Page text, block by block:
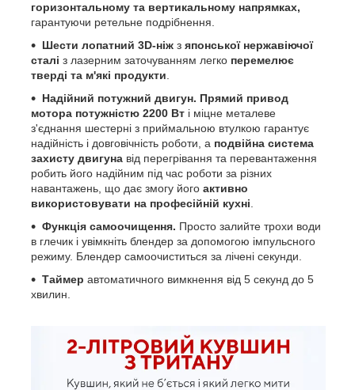
горизонтальному та вертикальному напрямках,
гарантуючи ретельне подрібнення.
Шести лопатний 3D-ніж з японської нержавіючої
сталі з лазерним заточуванням легко перемелює
тверді та м'які продукти.
Надійний потужний двигун. Прямий привод
мотора потужністю 2200 Вт і міцне металеве
з'єднання шестерні з приймальною втулкою гарантує
надійність і довговічність роботи, а подвійна система
захисту двигуна від перегрівання та перевантаження
робить його надійним під час роботи за різних
навантажень, що дає змогу його активно
використовувати на професійній кухні.
Функція самоочищення. Просто залийте трохи води
в глечик і увімкніть блендер за допомогою імпульсного
режиму. Блендер самоочиститься за лічені секунди.
Таймер автоматичного вимкнення від 5 секунд до 5
хвилин.